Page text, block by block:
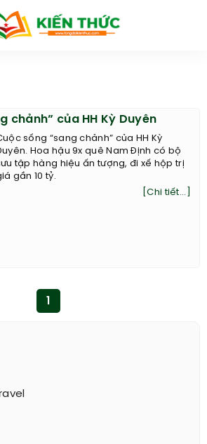
chảnh” của HH Kỳ Duyên
sống “sang chảnh” của HH Kỳ
Hoa hậu 9x quê Nam Định có bộ
tập hàng hiệu ấn tượng, đi xế hộp trị
gần 10 tỷ.
[Chi tiết...]
1